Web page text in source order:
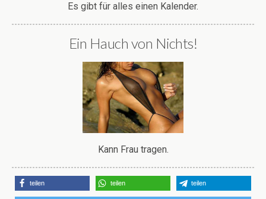
Es gibt für alles einen Kalender.
Ein Hauch von Nichts!
Kann Frau tragen.
teilen teilen teilen